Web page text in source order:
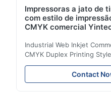
Impressoras a jato de
com estilo de
CMYK comercial
Industrial Web Inkjet
CMYK Duplex Printing
Yintech Co.,LTD is a
enterprise specialized in
making equipment,
Contact